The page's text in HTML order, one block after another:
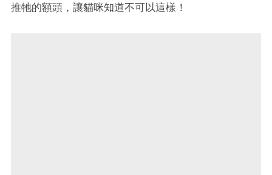
推牠的額頭，讓貓咪知道不可以這樣！